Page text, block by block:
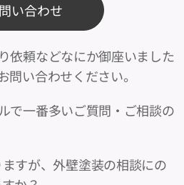
い合わせ
依頼などなにか御座いました
問い合わせください。
で一番多いご質問・ご相談の
すが、外壁塗装の相談にの